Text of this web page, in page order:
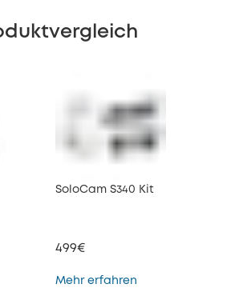
S4 Kit
SoloCam S340 Kit
499€
Mehr erfahren